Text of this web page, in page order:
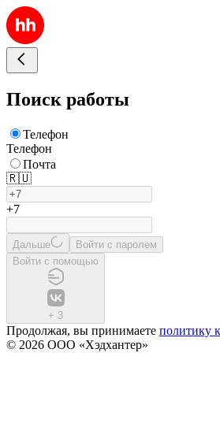
Поиск работы
Телефон
Телефон
Почта
🇷🇺
+7
Дальше
Войти с паролем
Войти с помощью
+ 3
Продолжая, вы принимаете политику
© 2026 ООО «Хэдхантер»